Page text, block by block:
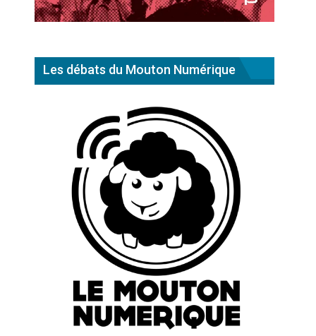
Les débats du Mouton Numérique